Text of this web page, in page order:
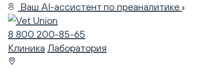
Ваш AI-ассистент по преаналитике
8 800 200-85-65
Клиника Лаборатория